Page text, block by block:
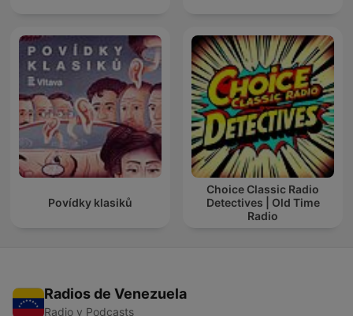
Povídky klasiků
Choice Classic Radio
Detectives | Old Time
Radio
Radios de Venezuela
Radio y Podcasts